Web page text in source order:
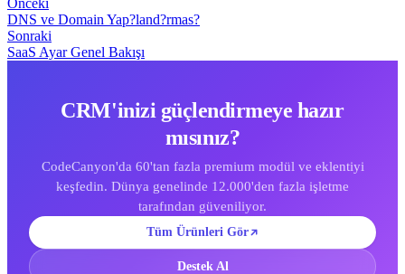
Önceki
DNS ve Domain Yap?land?rmas?
Sonraki
SaaS Ayar Genel Bakışı
CRM'inizi güçlendirmeye hazır
mısınız?
CodeCanyon'da 60'tan fazla premium modül ve eklentiyi
keşfedin. Dünya genelinde 12.000'den fazla işletme
tarafından güveniliyor.
Tüm Ürünleri Gör
Destek Al